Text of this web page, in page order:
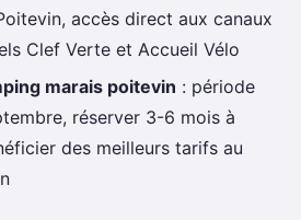
accès direct aux canaux
Clef Verte et Accueil Vélo
marais poitevin : période
réserver 3-6 mois à
des meilleurs tarifs au